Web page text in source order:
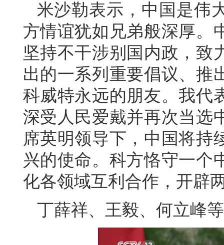
米沙勒表示，中国是伟
方情谊犹如兄弟般深厚。
坚持不干涉别国内政，致
出的一系列重要倡议、推
科威特永远的朋友。我代
深受人民爱戴并再次当选
席英明领导下，中国将持
兴的使命。科方恪守一个
化各领域互利合作，开辟
丁薛祥、王毅、何立峰